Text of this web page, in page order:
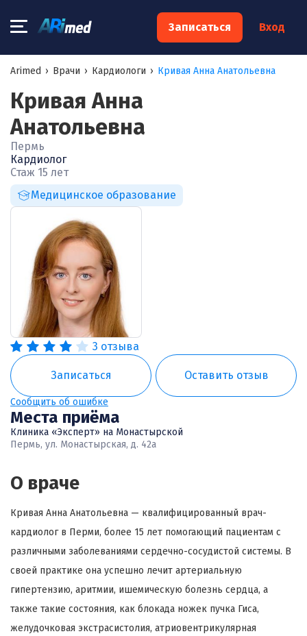
Записаться Вход
Arimed › Врачи › Кардиологи › Кривая Анна Анатольевна
Медицинское образование
Кривая Анна
Анатольевна
Пермь
Кардиолог
Стаж 15 лет
3 отзыва
Записаться Оставить отзыв
Сообщить об ошибке
Места приёма
Клиника «Эксперт» на Монастырской
Пермь, ул. Монастырская, д. 42а
О враче
Кривая Анна Анатольевна — квалифицированный врач-
кардиолог в Перми, более 15 лет помогающий пациентам с
различными заболеваниями сердечно-сосудистой системы. В
своей практике она успешно лечит артериальную
гипертензию, аритмии, ишемическую болезнь сердца, а
также такие состояния, как блокада ножек пучка Гиса,
желудочковая экстрасистолия, атриовентрикулярная
×
Запишитесь на консультацию к
Ваш телефон:*
Ваш e-mail:*
Я согласен наобработку моих персональных данных